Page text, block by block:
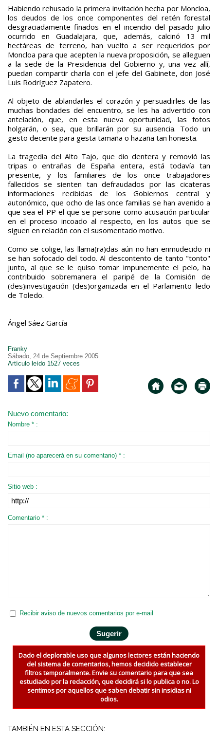
Habiendo rehusado la primera invitación hecha por Moncloa,
los deudos de los once componentes del retén forestal
desgraciadamente finados en el incendio del pasado julio
ocurrido en Guadalajara, que, además, calcinó 13 mil
hectáreas de terreno, han vuelto a ser requeridos por
Moncloa para que acepten la nueva proposición, se alleguen
a la sede de la Presidencia del Gobierno y, una vez allí,
puedan compartir charla con el jefe del Gabinete, don José
Luis Rodríguez Zapatero.
Al objeto de ablandarles el corazón y persuadirles de las
muchas bondades del encuentro, se les ha advertido con
antelación, que, en esta nueva oportunidad, las fotos
holgarán, o sea, que brillarán por su ausencia. Todo un
gesto decente para gesta tamaña o hazaña tan honesta.
La tragedia del Alto Tajo, que dio dentera y removió las
tripas o entrañas de España entera, está todavía tan
presente, y los familiares de los once trabajadores
fallecidos se sienten tan defraudados por las cicateras
informaciones recibidas de los Gobiernos central y
autonómico, que ocho de las once familias se han avenido a
que sea el PP el que se persone como acusación particular
en el proceso incoado al respecto, en los autos que se
siguen en relación con el susomentado motivo.
Como se colige, las llama(ra)das aún no han enmudecido ni
se han sofocado del todo. Al descontento de tanto "tonto"
junto, al que se le quiso tomar impunemente el pelo, ha
contribuido sobremanera el paripé de la Comisión de
(des)investigación (des)organizada en el Parlamento ledo
de Toledo.
Ángel Sáez García
Franky
Sábado, 24 de Septiembre 2005
Artículo leído 1527 veces
Nuevo comentario:
Nombre * :
Email (no aparecerá en su comentario) * :
Sitio web :
Comentario * :
Recibir aviso de nuevos comentarios por e-mail
Dado el deplorable uso que algunos lectores están haciendo
del sistema de comentarios, hemos decidido establecer
filtros temporalmente. Envie su comentario para que sea
estudiado por la redacción, que decidirá si lo publica o no. Lo
sentimos por aquellos que saben debatir sin insidias ni
odios.
TAMBIÉN EN ESTA SECCIÓN: